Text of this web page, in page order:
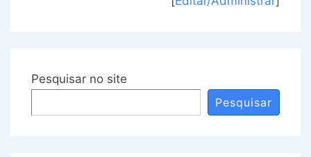
Pesquisar no site
Pesquisar